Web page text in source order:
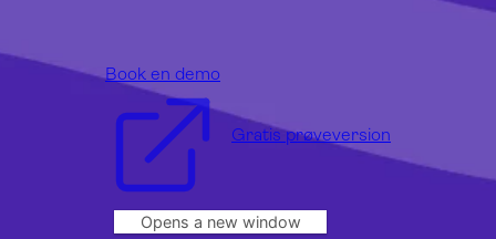
Book en demo
Opens a new window
Gratis prøveversion